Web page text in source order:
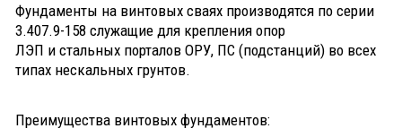
Фундаменты на винтовых сваях производятся по серии
3.407.9-158 служащие для крепления опор
ЛЭП и стальных порталов ОРУ, ПС (подстанций) во всех
типах нескальных грунтов.
Преимущества винтовых фундаментов: